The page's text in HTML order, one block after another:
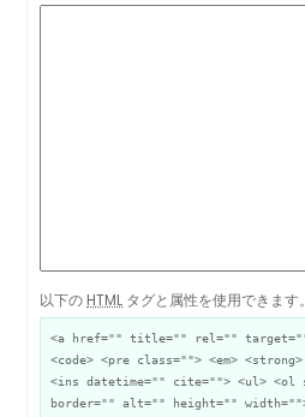
以下の HTML タグと属性を使用できます。
<a href="" title="" rel=""
<code> <pre class=""> <em>
<ins datetime="" cite=""> <ul>
border="" alt="" height=""